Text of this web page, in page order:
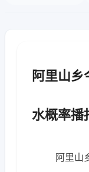
阿里山
水概率播
阿里山